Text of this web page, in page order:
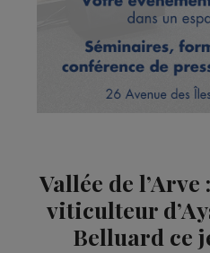
Vallée de
viticulteur
Belluard ce